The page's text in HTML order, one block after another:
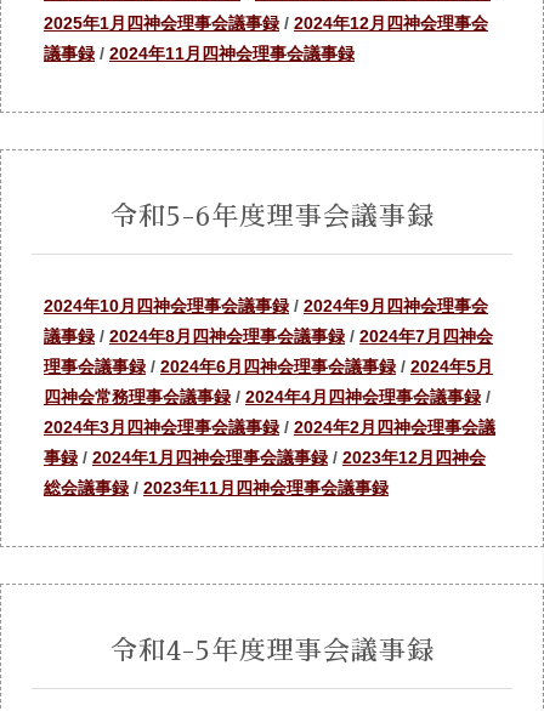
2025年1月四神会理事会議事録 / 2024年12月四神会理事会
議事録 / 2024年11月四神会理事会議事録
令和5-6年度理事会議事録
2024年10月四神会理事会議事録 / 2024年9月四神会理事会
議事録 / 2024年8月四神会理事会議事録 / 2024年7月四神会
理事会議事録 / 2024年6月四神会理事会議事録 / 2024年5月
四神会常務理事会議事録 / 2024年4月四神会理事会議事録 /
2024年3月四神会理事会議事録 / 2024年2月四神会理事会議
事録 / 2024年1月四神会理事会議事録 / 2023年12月四神会
総会議事録 / 2023年11月四神会理事会議事録
令和4-5年度理事会議事録